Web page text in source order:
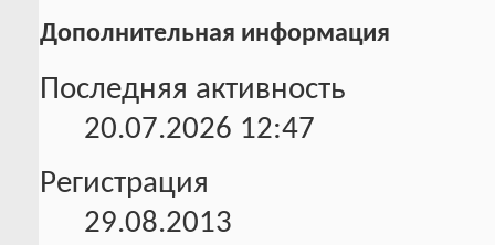
Дополнительная информация
Последняя активность
20.07.2026 12:47
Регистрация
29.08.2013